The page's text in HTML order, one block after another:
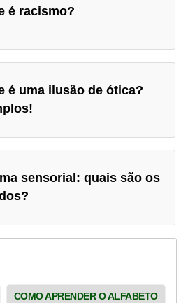
é racismo?
é uma ilusão de ótica?
sensorial: quais são os
COMO APRENDER O ALFABETO